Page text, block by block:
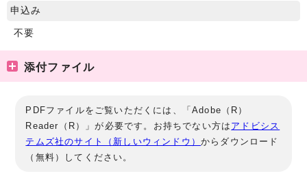
申込み
不要
添付ファイル
PDFファイルをご覧いただくには、「Adobe（R）
Reader（R）」が必要です。お持ちでない方は アドビシス
テムズ社のサイト（新しいウィンドウ）からダウンロード
（無料）してください。